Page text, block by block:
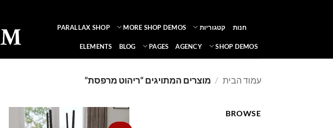
חנות קטגוריות MORE SHOP DEMOS
PARALLAX SHOP
SHOP DEMOS
AGENCY
PAGES
BLOG
ELEMENTS
עמוד הבית / מוצרים המתויגים “ריהוט מרפסת”
BROWSE